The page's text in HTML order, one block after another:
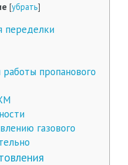
[убрать]
переделки
пропанового
газового